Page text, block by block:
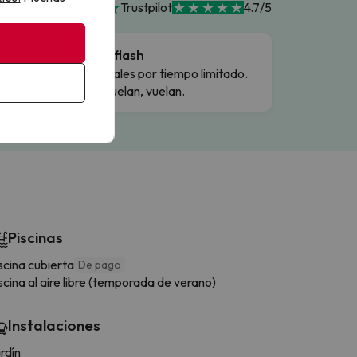
Trustpilot 4.7/5
Ofertas flash
Precios reales por tiempo limitado.
Cuando vuelan, vuelan.
Piscinas
cubierta De pago
al aire libre (temporada de verano)
Instalaciones